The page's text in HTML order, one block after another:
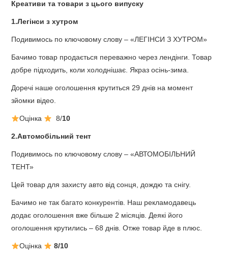
Креативи та товари з цього випуску
1.Легінси з хутром
Подивимось по ключовому слову – «ЛЕГІНСИ З ХУТРОМ»
Бачимо товар продається переважно через лендінги. Товар
добре підходить, коли холоднішає. Якраз осінь-зима.
Доречі наше оголошення крутиться 29 днів на момент
зйомки відео.
Оцінка 8/10
2.Автомобільний тент
Подивимось по ключовому слову – «АВТОМОБІЛЬНИЙ
ТЕНТ»
Цей товар для захисту авто від сонця, дождю та снігу.
Бачимо не так багато конкурентів. Наш рекламодавець
додає оголошення вже більше 2 місяців. Деякі його
оголошення крутились – 68 днів. Отже товар йде в плюс.
Оцінка 8/10